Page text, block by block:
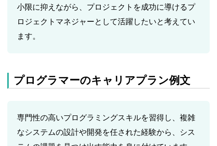
小限に抑えながら、プロジェクトを成功に導けるプ
ロジェクトマネジャーとして活躍したいと考えてい
ます。
プログラマーのキャリアプラン例文
専門性の高いプログラミングスキルを習得し、複雑
なシステムの設計や開発を任された経験から、シス